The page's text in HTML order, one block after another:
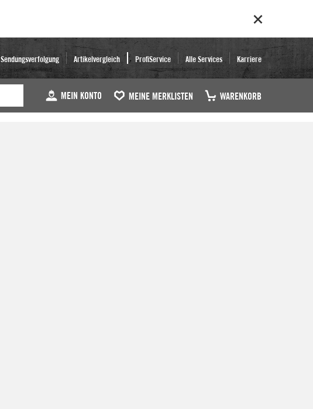
Sendungsverfolgung Artikelvergleich ProfiService Alle Services Karriere
MEIN KONTO MEINE MERKLISTEN WARENKORB